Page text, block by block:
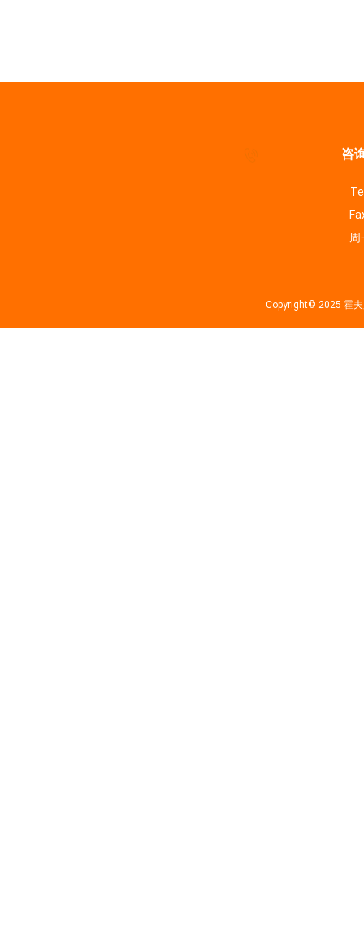
咨
Copyright© 2025 霍